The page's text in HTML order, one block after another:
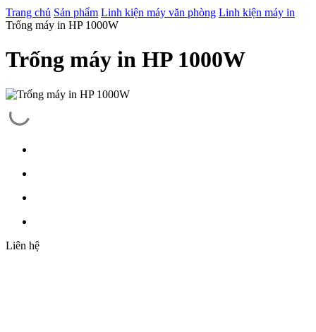
Trang chủ Sản phẩm Linh kiện máy văn phòng Linh kiện máy in
Trống máy in HP 1000W
Trống máy in HP 1000W
Liên hệ